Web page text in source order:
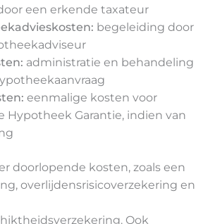
een erkende taxateur
begeleiding door
administratie en behandeling
eenmalige kosten voor
Hypotheek Garantie, indien van
doorlopende kosten, zoals een
overlijdensrisicoverzekering en
Ook